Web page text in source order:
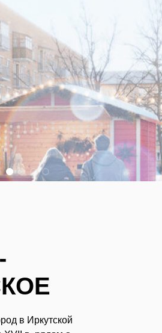
в Иркутской